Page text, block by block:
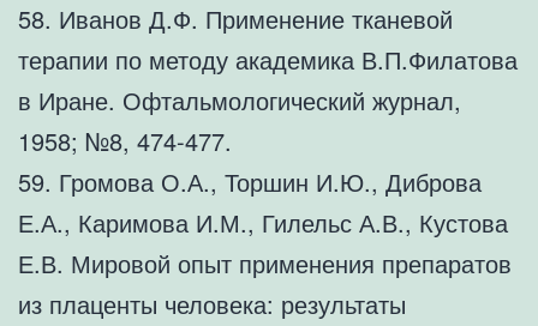
58. Иванов Д.Ф. Применение тканевой
терапии по методу академика В.П.Филатова
в Иране. Офтальмологический журнал,
1958; №8, 474-477.
59. Громова О.А., Торшин И.Ю., Диброва
Е.А., Каримова И.М., Гилельс А.В., Кустова
Е.В. Мировой опыт применения препаратов
из плаценты человека: результаты